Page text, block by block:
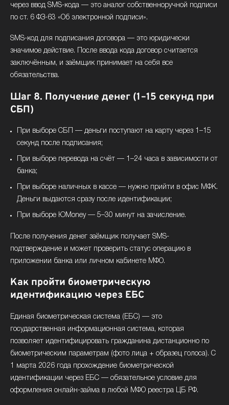
через ввод SMS-кода — это аналог собственноручной подписи
по ст. 6 ФЗ-63 «Об электронной подписи».
SMS-код для подписания договора — это юридически
значимое действие. После ввода кода договор считается
заключённым, и заёмщик принимает на себя все
обязательства.
Шаг 8. Получение денег (1–15 секунд при
СБП)
При выборе СБП — деньги поступают на карту через 1–15
секунд после подписания;
При выборе перевода на счёт — 1–24 часа в зависимости от
банка;
При выборе наличных в кассе — нужно прийти в офис МФК.
Деньги выдаются сразу после идентификации;
При выборе ЮMoney — 5–30 минут на зачисление.
После получения денег заёмщик получает SMS-
подтверждение и может проверить статус операцию в
приложении банка или личном кабинете МФО.
Как пройти биометрическую
идентификацию через ЕБС
Единая биометрическая система (ЕБС) — это
государственная информационная система, которая
позволяет идентифицировать гражданина дистанционно по
биометрическим параметрам (фото лица + образец голоса). С
1 марта 2026 года прохождение биометрической
идентификации через ЕБС — обязательное условие для
оформления онлайн-займа в любой МФО реестра ЦБ РФ.